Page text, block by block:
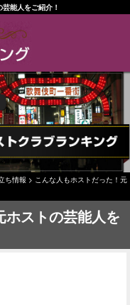
能人をご紹介！
ち情報 > こんな人もホストだった！元
ホストの芸能人を